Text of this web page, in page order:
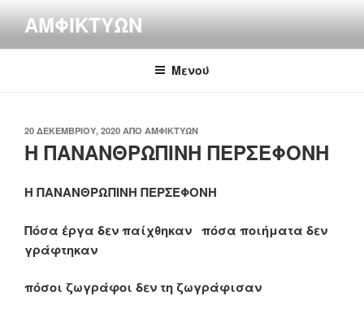
περιεχόμενο
ΑΜΦΙΚΤΎΩΝ
Μενού
ΔΗΜΟΣΙΕΎΤΗΚΕ
ΣΤΙΣ
20 ΔΕΚΕΜΒΡΊΟΥ, 2020 ΑΠΌ ΑΜΦΙΚΤΎΩΝ
Η ΠΑΝΑΝΘΡΩΠΙΝΗ ΠΕΡΣΕΦΟΝΗ
Η ΠΑΝΑΝΘΡΩΠΙΝΗ ΠΕΡΣΕΦΟΝΗ
Πόσα έργα δεν παίχθηκαν πόσα ποιήματα δεν
γράφτηκαν
πόσοι ζωγράφοι δεν τη ζωγράφισαν